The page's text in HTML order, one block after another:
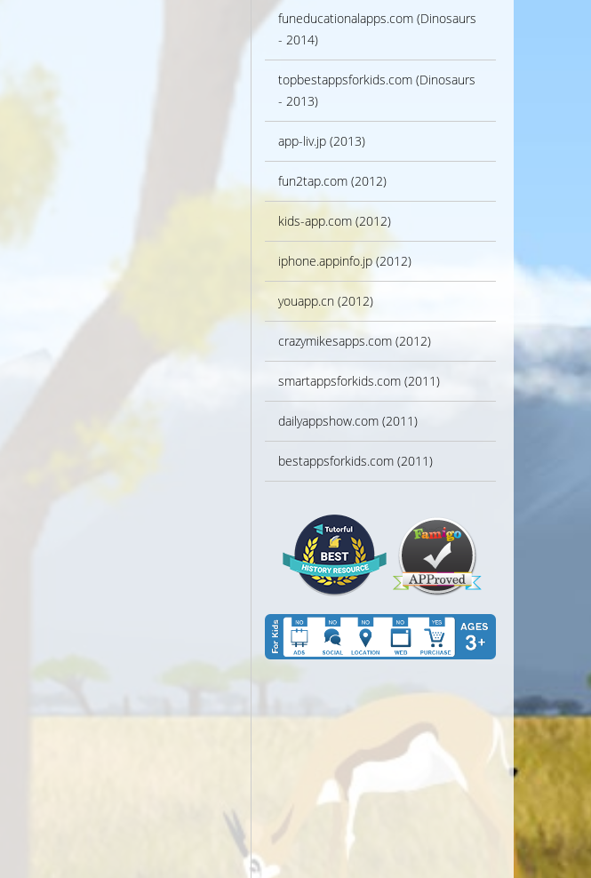
funeducationalapps.com (Dinosaurs
- 2014)
topbestappsforkids.com (Dinosaurs
- 2013)
app-liv.jp (2013)
fun2tap.com (2012)
kids-app.com (2012)
iphone.appinfo.jp (2012)
youapp.cn (2012)
crazymikesapps.com (2012)
smartappsforkids.com (2011)
dailyappshow.com (2011)
bestappsforkids.com (2011)